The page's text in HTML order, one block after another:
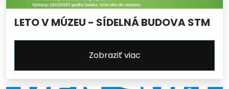
LETO V MÚZEU - SÍDELNÁ BUDOVA STM
Zobraziť viac